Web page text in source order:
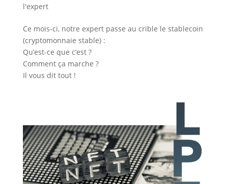
l'expert
Ce mois-ci, notre expert passe au crible le stablecoin
(cryptomonnaie stable) :
Qu’est-ce que c’est ?
Comment ça marche ?
Il vous dit tout !